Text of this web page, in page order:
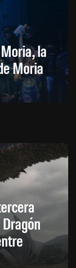
la
Moria